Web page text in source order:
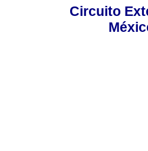
Circuito